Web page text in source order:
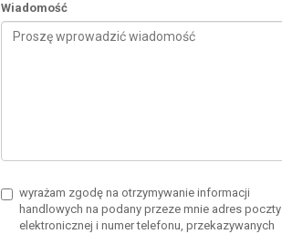
Wiadomość
wyrażam zgodę na otrzymywanie informacji
handlowych na podany przeze mnie adres poczty
elektronicznej i numer telefonu, przekazywanych